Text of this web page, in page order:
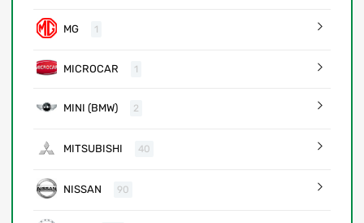
MG 1
MICROCAR 1
MINI (BMW) 2
MITSUBISHI 40
NISSAN 90